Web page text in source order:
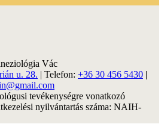
Vác
u. 28. | Telefon: +36 30 456 5430 |
tevékenységre vonatkozó
nyilvántartás száma: NAIH-